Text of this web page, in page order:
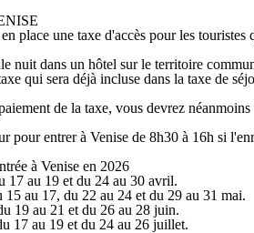
place une taxe d'accès pour les
nuit dans un hôtel sur le territoire
qui sera déjà incluse dans la taxe de
de la taxe, vous devrez
pour entrer à Venise de 8h30 à 16h si
à Venise en 2026
17 au 19 et du 24 au 30 avril.
au 17, du 22 au 24 et du 29 au 31 mai.
19 au 21 et du 26 au 28 juin.
17 au 19 et du 24 au 26 juillet.